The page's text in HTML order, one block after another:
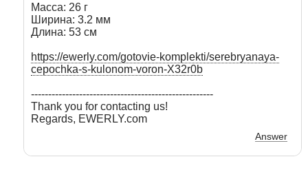
Масса: 26 г
Ширина: 3.2 мм
Длина: 53 см
https://ewerly.com/gotovie-komplekti/serebryanaya-
cepochka-s-kulonom-voron-X32r0b
-----------------------------------------------------
Thank you for contacting us!
Regards, EWERLY.com
Answer